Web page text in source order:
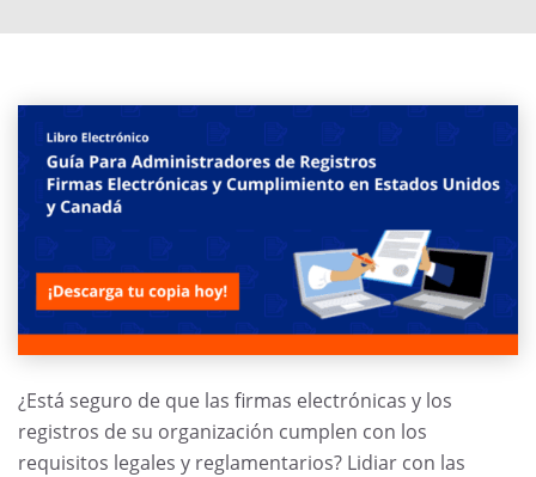
¿Está seguro de que las firmas electrónicas y los
registros de su organización cumplen con los
requisitos legales y reglamentarios? Lidiar con las